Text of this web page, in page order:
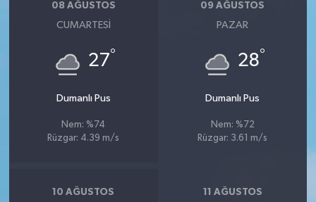
08 AĞUSTOS
CUMARTESI
27°
Dumanlı Pus
Nem: %74
Rüzgar: 4.39 m/s
09 AĞUSTOS
PAZAR
28°
Dumanlı Pus
Nem: %72
Rüzgar: 3.61 m/s
10 AĞUSTOS 11 AĞUSTOS